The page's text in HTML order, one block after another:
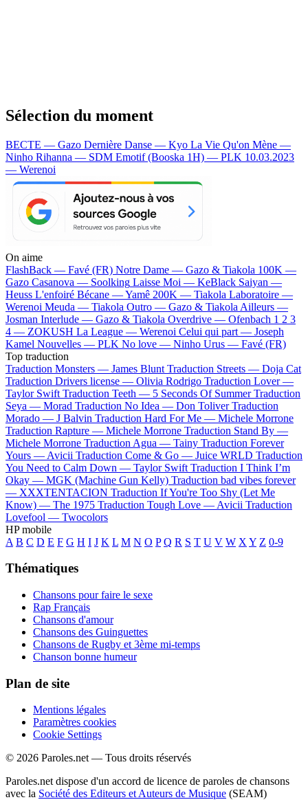
Sélection du moment
BECTE — Gazo Dernière Danse — Kyo La Vie Qu'on Mène —
Ninho Rihanna — SDM Emotif (Booska 1H) — PLK 10.03.2023
— Werenoi
On aime
FlashBack — Favé (FR) Notre Dame — Gazo & Tiakola 100K —
Gazo Casanova — Soolking Laisse Moi — KeBlack Saiyan —
Heuss L'enfoiré Bécane —Yamê 200K — Tiakola Laboratoire —
Werenoi Meuda — Tiakola Outro — Gazo & Tiakola Ailleurs —
Josman Interlude — Gazo & Tiakola Overdrive — Ofenbach 1 2 3
4 — ZOKUSH La League — Werenoi Celui qui part — Joseph
Kamel Nouvelles — PLK No love — Ninho Urus — Favé (FR)
Top traduction
Traduction Monsters — James Blunt Traduction Streets — Doja Cat
Traduction Drivers license — Olivia Rodrigo Traduction Lover —
Taylor Swift Traduction Teeth — 5 Seconds Of Summer Traduction
Seya — Morad Traduction No Idea — Don Toliver Traduction
Morado — J Balvin Traduction Hard For Me — Michele Morrone
Traduction Rapture — Michele Morrone Traduction Stand By —
Michele Morrone Traduction Agua — Tainy Traduction Forever
Yours — Avicii Traduction Come & Go — Juice WRLD Traduction
You Need to Calm Down — Taylor Swift Traduction I Think I’m
Okay — MGK (Machine Gun Kelly) Traduction bad vibes forever
— XXXTENTACION Traduction If You're Too Shy (Let Me
Know) — The 1975 Traduction Tough Love — Avicii Traduction
Lovefool — Twocolors
HP mobile
A B C D E F G H I J K L M N O P Q R S T U V W X Y Z 0-9
Thématiques
Chansons pour faire le sexe
Rap Français
Chansons d'amour
Chansons des Guinguettes
Chansons de Rugby et 3ème mi-temps
Chanson bonne humeur
Plan de site
Mentions légales
Paramètres cookies
Cookie Settings
© 2026 Paroles.net — Tous droits réservés
Paroles.net dispose d'un accord de licence de paroles de chansons
avec la Société des Editeurs et Auteurs de Musique (SEAM)